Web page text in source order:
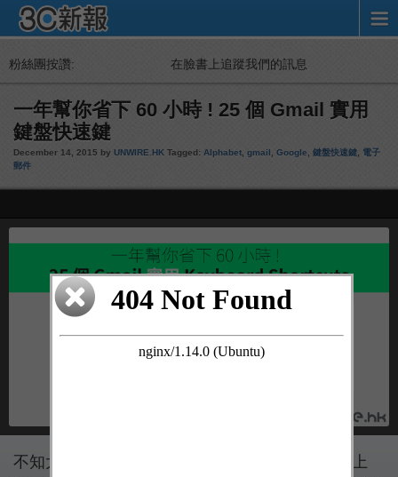
粉絲團按讚: 在臉書上追蹤我們的訊息
一年幫你省下 60 小時 ! 25 個 Gmail 實用
鍵盤快速鍵
December 14, 2015 by UNWIRE.HK Tagged: Alphabet gmail Google 鍵盤快速鍵
電子
郵件
不知大家平日的工作，會有多少時間用在 Gmail 上